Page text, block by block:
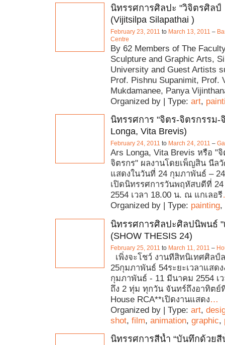
นิทรรศการศิลปะ "วิจิตรศิล
(Vijitsilpa Silapathai )
February 23, 2011 to March 13, 2011 –
Centre
By 62 Members of The
Sculpture and Graphic Arts,
University and Guest Artists
Prof. Pishnu Supanimit, Prof.
Mukdamanee, Panya
Organized by | Type: art,
นิทรรศการ "จิตร-จิตรกรรม-
Longa, Vita Brevis)
February 24, 2011 to March 24, 2011 –
Ars Longa, Vita Brevis หรือ "
จิตรกร" ผลงานโดยเพ็ญสิน นีล
แสดงในวันที่ 24 กุมภาพันธ์ –
เปิดนิทรรศการวันพฤหัสบดีที่
2554 เวลา 18.00 น. ณ แกเลอรี
Organized by | Type: painting,
นิทรรศการศิลปะศิลปนิพนธ์ "
(SHOW THESIS 24)
February 25, 2011 to March 11, 2011 –
เพิ่งจะโชว์ งานทีสิทนิเทศศิลป์
25กุมภาพันธ์ 54ระยะเวลาแสดง
กุมภาพันธ์ - 11 มีนาคม 2554 เว
ถึง 2 ทุ่ม ทุกวัน จันทร์ถึงอาทิตย์
House RCA**เปิดงานแสดง…
Organized by | Type: art,
shot, film, animation, graphic,
นิทรรศการสีน้ำ “บันทึกด้วยสี